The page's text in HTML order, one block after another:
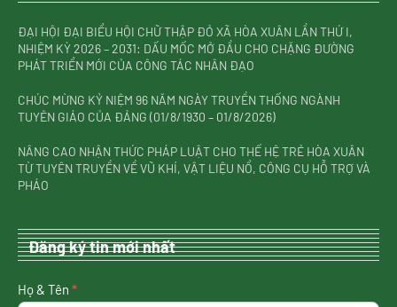
ĐẠI HỘI ĐẠI BIỂU HỘI CHỮ THẬP ĐỎ XÃ HÒA XUÂN LẦN THỨ I,
NHIỆM KỲ 2026 – 2031: DẤU MỐC MỞ ĐẦU CHO CHẶNG ĐƯỜNG
PHÁT TRIỂN MỚI CỦA CÔNG TÁC NHÂN ĐẠO
CHÚC MỪNG KỶ NIỆM 96 NĂM NGÀY TRUYỀN THỐNG NGÀNH
TUYÊN GIÁO CỦA ĐẢNG (01/8/1930 – 01/8/2026)
NÂNG CAO NHẬN THỨC PHÁP LUẬT CHO THẾ HỆ TRẺ HÒA XUÂN
TỪ TUYÊN TRUYỀN VỀ VŨ KHÍ, VẬT LIỆU NỔ, CÔNG CỤ HỖ TRỢ VÀ
PHÁO
Đăng ký tin mới nhất
nhận
Họ & Tên *